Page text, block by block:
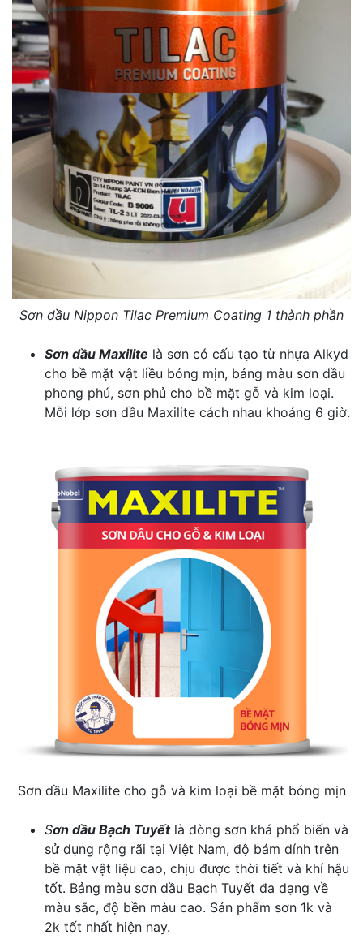
Sơn dầu Nippon Tilac Premium Coating 1 thành phần
Sơn dầu Maxilite là sơn có cấu tạo từ nhựa Alkyd
cho bề mặt vật liều bóng mịn, bảng màu sơn dầu
phong phú, sơn phủ cho bề mặt gỗ và kim loại.
Mỗi lớp sơn dầu Maxilite cách nhau khoảng 6 giờ.
Sơn dầu Maxilite cho gỗ và kim loại bề mặt bóng mịn
Sơn dầu Bạch Tuyếtlà dòng sơn khá phổ biến và
sử dụng rộng rãi tại Việt Nam, độ bám dính trên
bề mặt vật liệu cao, chịu được thời tiết và khí hậu
tốt. Bảng màu sơn dầu Bạch Tuyết đa dạng về
màu sắc, độ bền màu cao. Sản phẩm sơn 1k và
2k tốt nhất hiện nay.